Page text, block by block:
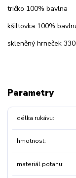
tričko 100% bavlna
kšiltovka 100%
skleněný hrneček
Parametry
délka rukávu
hmotnost
materiál potahu